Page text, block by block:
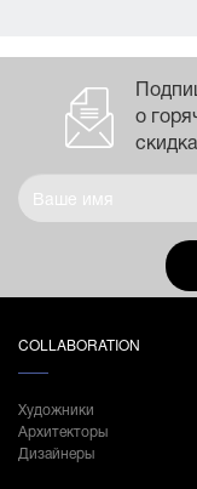
о
COLLABORATION
Художники
Архитекторы
Дизайнеры